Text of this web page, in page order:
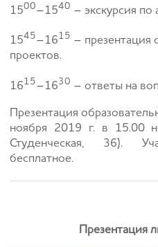
1500–1540 – экскурсия по
1545–1615 – презентация
проектов.
1615–1630 – ответы на
Презентация
ноября 2019 г. в 15.00
Студенческая, 36).
бесплатное.
Презентация